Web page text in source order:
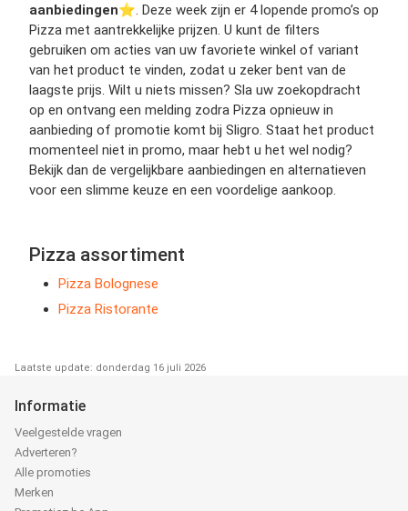
aanbiedingen⭐️. Deze week zijn er 4 lopende promo’s op
Pizza met aantrekkelijke prijzen. U kunt de filters
gebruiken om acties van uw favoriete winkel of variant
van het product te vinden, zodat u zeker bent van de
laagste prijs. Wilt u niets missen? Sla uw zoekopdracht
op en ontvang een melding zodra Pizza opnieuw in
aanbieding of promotie komt bij Sligro. Staat het product
momenteel niet in promo, maar hebt u het wel nodig?
Bekijk dan de vergelijkbare aanbiedingen en alternatieven
voor een slimme keuze en een voordelige aankoop.
Pizza assortiment
Pizza Bolognese
Pizza Ristorante
Laatste update: donderdag 16 juli 2026
Informatie
Veelgestelde vragen
Adverteren?
Alle promoties
Merken